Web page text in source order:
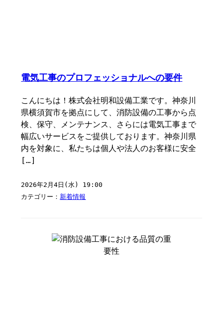
電気工事のプロフェッショナルへの要件
こんにちは！株式会社明和設備工業です。神奈川
県横須賀市を拠点にして、消防設備の工事から点
検、保守、メンテナンス、さらには電気工事まで
幅広いサービスをご提供しております。神奈川県
内を対象に、私たちは個人や法人のお客様に安全
[…]
2026年2月4日(水) 19:00
カテゴリー： 新着情報